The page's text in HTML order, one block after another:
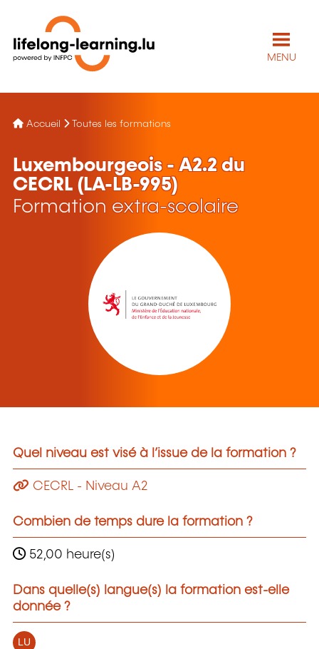
MENU
Accueil Toutes les formations
Luxembourgeois - A2.2 du
CECRL (LA-LB-995)
Formation extra-scolaire
Quel niveau est visé à l’issue de la formation ?
CECRL - Niveau A2
Combien de temps dure la formation ?
52,00 heure(s)
Dans quelle(s) langue(s) la formation est-elle
donnée ?
LU